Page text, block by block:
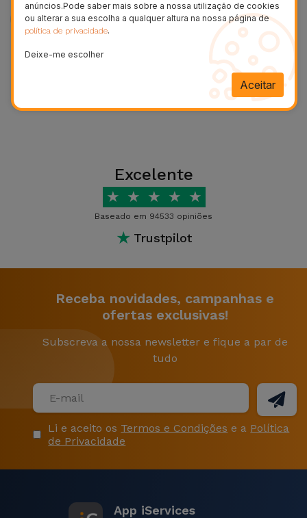
iPad e
Tablet
Kids
Avaliação
numa loja iServices para que
Retoma
Escolha
e
retoma
Excelente
★ ★ ★ ★ ★
Baseado em 94533 opiniões
★ Trustpilot
Receba novidades, campanhas e
ofertas exclusivas!
Subscreva a nossa newsletter e fique a par de
tudo
Li e aceito os Termos e Condições e a Política
de Privacidade
App iServices
anúncios.Pode saber mais sobre a nossa utilização de cookies
ou alterar a sua escolha a qualquer altura na nossa página de
política de privacidade.
Deixe-me escolher
Aceitar